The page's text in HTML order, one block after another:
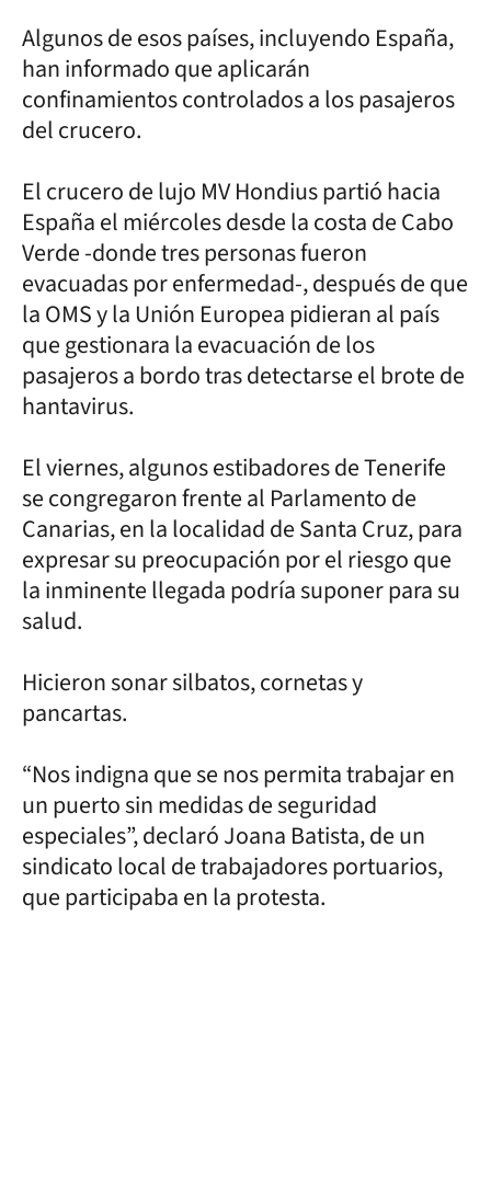
Algunos de esos países, incluyendo España,
han informado que aplicarán
confinamientos controlados a los pasajeros
del crucero.
El crucero de lujo MV Hondius partió hacia
España el miércoles desde la costa de Cabo
Verde -donde tres personas fueron
evacuadas por enfermedad-, después de que
la OMS y la Unión Europea pidieran al país
que gestionara la evacuación de los
pasajeros a bordo tras detectarse el brote de
hantavirus.
El viernes, algunos estibadores de Tenerife
se congregaron frente al Parlamento de
Canarias, en la localidad de Santa Cruz, para
expresar su preocupación por el riesgo que
la inminente llegada podría suponer para su
salud.
Hicieron sonar silbatos, cornetas y
pancartas.
“Nos indigna que se nos permita trabajar en
un puerto sin medidas de seguridad
especiales”, declaró Joana Batista, de un
sindicato local de trabajadores portuarios,
que participaba en la protesta.